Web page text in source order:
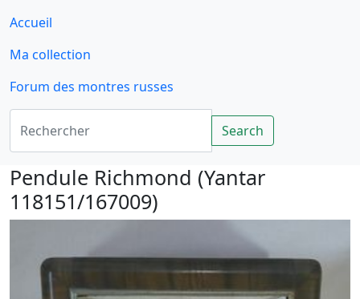
Accueil
Ma collection
Forum des montres russes
Rechercher
Search
Pendule Richmond (Yantar
118151/167009)